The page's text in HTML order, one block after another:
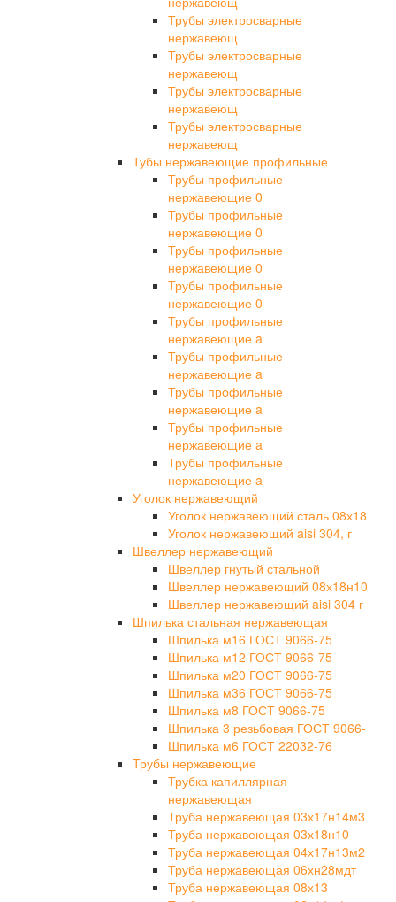
Трубы электросварные
нержавеющ
Трубы электросварные
нержавеющ
Трубы электросварные
нержавеющ
Трубы электросварные
нержавеющ
Тубы нержавеющие профильные
Трубы профильные
нержавеющие 0
Трубы профильные
нержавеющие 0
Трубы профильные
нержавеющие 0
Трубы профильные
нержавеющие 0
Трубы профильные
нержавеющие a
Трубы профильные
нержавеющие a
Трубы профильные
нержавеющие a
Трубы профильные
нержавеющие a
Трубы профильные
нержавеющие a
Уголок нержавеющий
Уголок нержавеющий сталь 08х18
Уголок нержавеющий aisi 304, г
Швеллер нержавеющий
Швеллер гнутый стальной
Швеллер нержавеющий 08х18н10
Швеллер нержавеющий aisi 304 г
Шпилька стальная нержавеющая
Шпилька м16 ГОСТ 9066-75
Шпилька м12 ГОСТ 9066-75
Шпилька м20 ГОСТ 9066-75
Шпилька м36 ГОСТ 9066-75
Шпилька м8 ГОСТ 9066-75
Шпилька 3 резьбовая ГОСТ 9066-
Шпилька м6 ГОСТ 22032-76
Трубы нержавеющие
Трубка капиллярная
нержавеющая
Труба нержавеющая 03х17н14м3
Труба нержавеющая 03х18н10
Труба нержавеющая 04х17н13м2
Труба нержавеющая 06хн28мдт
Труба нержавеющая 08х13